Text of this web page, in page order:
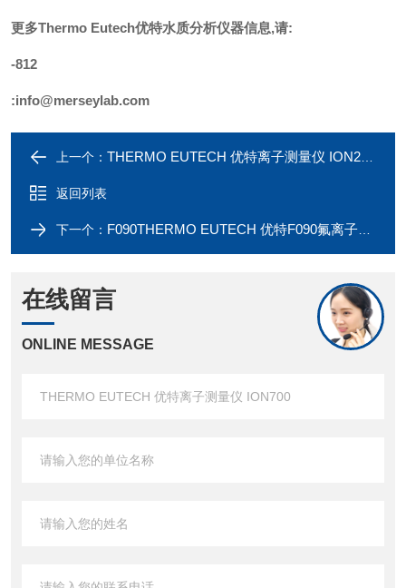
更多Thermo Eutech优特水质分析仪器信息,请:
-812
:info@merseylab.com
上一个： THERMO EUTECH 优特离子测量仪 ION2700
返回列表
下一个： F090THERMO EUTECH 优特F090氟离子浓度测量套装
在线留言
ONLINE MESSAGE